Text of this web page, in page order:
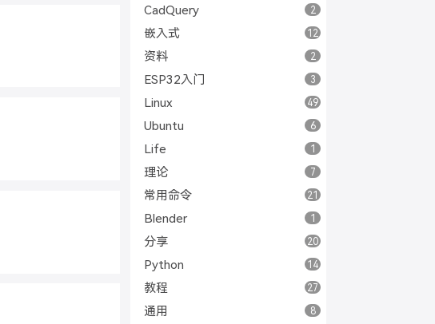
CadQuery 2
嵌入式 12
资料 2
ESP32入门 3
Linux 49
Ubuntu 6
Life 1
理论 7
常用命令 21
Blender 1
分享 20
Python 14
教程 27
通用 8